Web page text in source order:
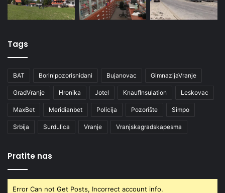
Tags
BAT Borinipozorisnidani Bujanovac GimnazijaVranje
GradVranje Hronika Jotel KnaufInsulation Leskovac
MaxBet Meridianbet Policija Pozorište Simpo
Srbija Surdulica Vranje Vranjskagradskapesma
Pratite nas
Error Can not Get Posts, Incorrect account info.